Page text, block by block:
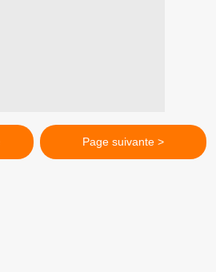
Page suivante >